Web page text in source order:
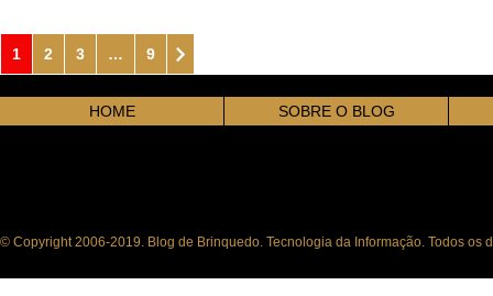
1 2 3 … 9
HOME SOBRE O BLOG
© Copyright 2006-2019. Blog de Brinquedo. Tecnologia da Informação. Todos os